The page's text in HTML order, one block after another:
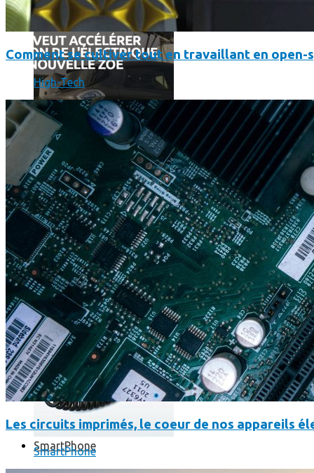
Où en sont les forfaits mobiles pour les pros ?
SmartPhone
Comment se cultiver tout en travaillant en open-
High-Tech
Les circuits imprimés, le coeur de nos appareils
SmartPhone